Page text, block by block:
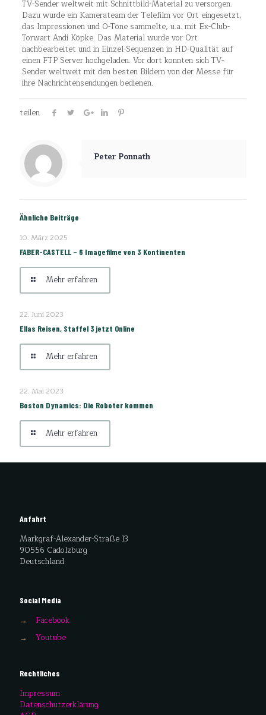
TV-Sender weltweit mit Schnittbild-Material zu versorgen.
Dazu wurde ein Kamerateam der Telefilm vor Ort eingesetzt,
das Impressionen und O-Töne sammelte, u.a. mit Ex-Club-
Torwart Andi Köpke. Das Material wurde vor Ort
nachbearbeitet und in Einzel-Sequenzen in HD-Qualität auf
einen FTP Server hochgeladen. Vor dort konnten sich TV-
Sender weltweit mit den besten Bildern von der Messe für
ihre Nachrichtensendungen bedienen.
teilen
Peter Ponnath
Ähnliche Beiträge
10. März 2025
FABER-CASTELL – 6 Imagefilme von 3 Kontinenten
Mehr erfahren
22. Juni 2023
Ellas Reisen, Staffel 3 jetzt Online
Mehr erfahren
22. Mai 2023
Boston Dynamics: Die Roboter kommen
Mehr erfahren
Anfahrt
Markgraf-Alexander-Straße 13
90556 Cadolzburg
Deutschland
Social Media
→
Facebook
→
Youtube
Rechtliches
Impressum
Datenschutzerklärung